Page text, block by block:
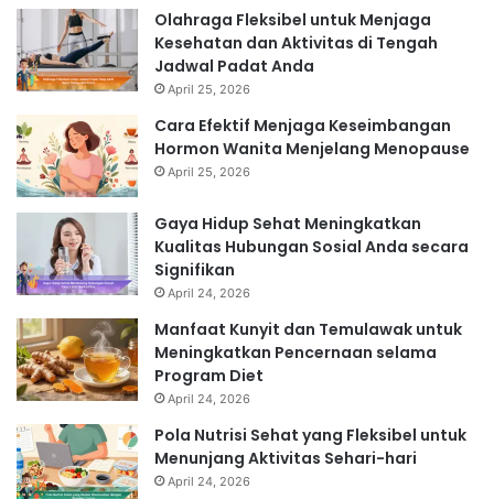
Olahraga Fleksibel untuk Menjaga
Kesehatan dan Aktivitas di Tengah
Jadwal Padat Anda
April 25, 2026
Cara Efektif Menjaga Keseimbangan
Hormon Wanita Menjelang Menopause
April 25, 2026
Gaya Hidup Sehat Meningkatkan
Kualitas Hubungan Sosial Anda secara
Signifikan
April 24, 2026
Manfaat Kunyit dan Temulawak untuk
Meningkatkan Pencernaan selama
Program Diet
April 24, 2026
Pola Nutrisi Sehat yang Fleksibel untuk
Menunjang Aktivitas Sehari-hari
April 24, 2026